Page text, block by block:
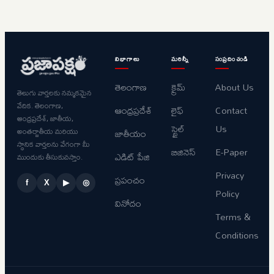
తెలుగు వార్తలకు నమ్మకమైన
వేదిక. తెలంగాణ,
ఆంధ్రప్రదేశ్, జాతీయ,
అంతర్జాతీయ మరియు
స్థానిక వార్తలను వేగంగా మీ
ముందుకు తీసుకువస్తాం.
f X ▶ ◎
విభాగాలు
తెలంగాణ
ఆంధ్రప్రదేశ్
జాతీయం
ఎడిట్ పేజి
ప్రపంచం
వినోదం
మరిన్నీ
క్రైమ్
లైఫ్
స్టైల్
బిజినెస్
సంప్రదించండి
About Us
Contact
Us
E-Paper
Privacy
Policy
Terms &
Conditions